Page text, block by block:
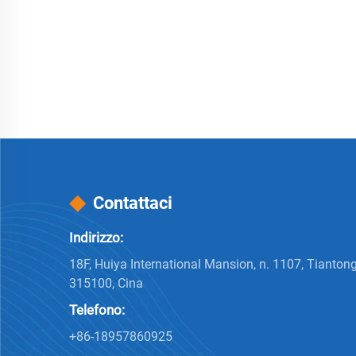
Contattaci
Indirizzo:
18F, Huiya International Mansion, n. 1107,
315100, Cina
Telefono:
+86-18957860925